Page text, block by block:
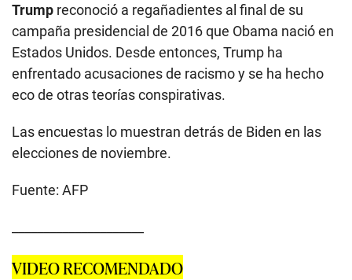
Trump reconoció a regañadientes al final de su
campaña presidencial de 2016 que Obama nació en
Estados Unidos. Desde entonces, Trump ha
enfrentado acusaciones de racismo y se ha hecho
eco de otras teorías conspirativas.
Las encuestas lo muestran detrás de Biden en las
elecciones de noviembre.
Fuente: AFP
VIDEO RECOMENDADO